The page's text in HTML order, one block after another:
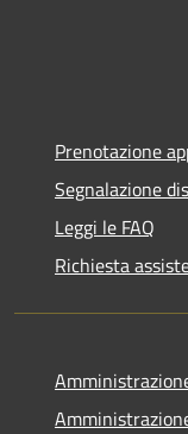
Prenotazione
Segnalazione
Leggi le FAQ
Richiesta